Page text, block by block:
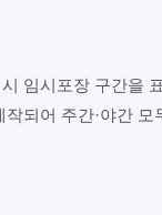
임시포장 구간을
되어 주간·야간 모